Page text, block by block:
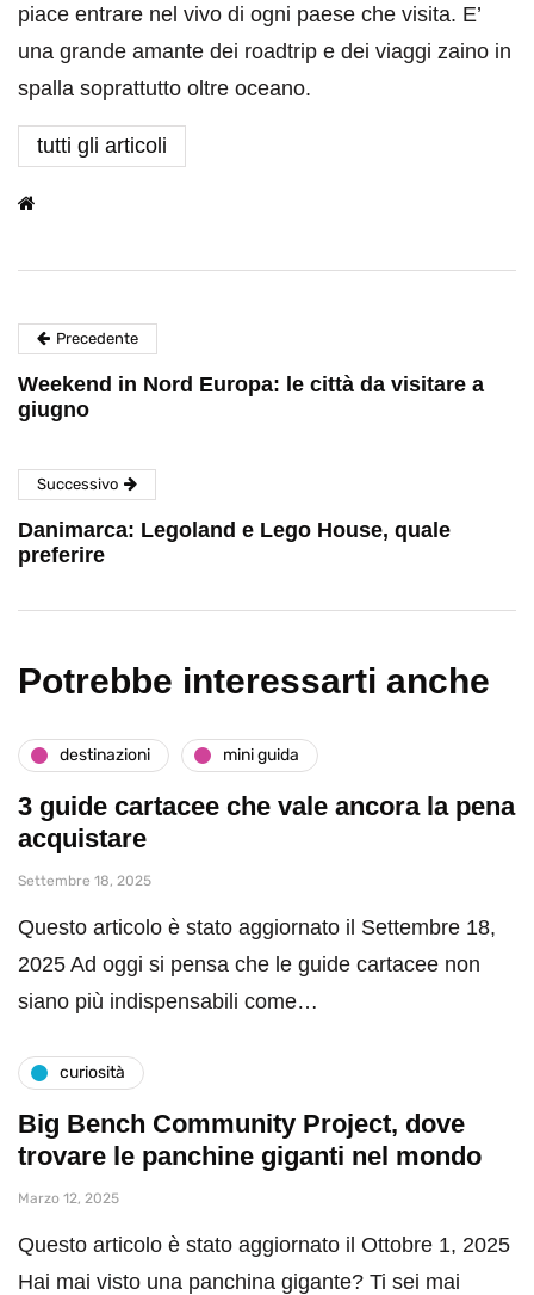
piace entrare nel vivo di ogni paese che visita. E’
una grande amante dei roadtrip e dei viaggi zaino in
spalla soprattutto oltre oceano.
tutti gli articoli
Precedente
Weekend in Nord Europa: le città da visitare a
giugno
Successivo
Danimarca: Legoland e Lego House, quale
preferire
Potrebbe interessarti anche
destinazioni mini guida
3 guide cartacee che vale ancora la pena
acquistare
Settembre 18, 2025
Questo articolo è stato aggiornato il Settembre 18,
2025 Ad oggi si pensa che le guide cartacee non
siano più indispensabili come…
curiosità
Big Bench Community Project, dove
trovare le panchine giganti nel mondo
Marzo 12, 2025
Questo articolo è stato aggiornato il Ottobre 1, 2025
Hai mai visto una panchina gigante? Ti sei mai